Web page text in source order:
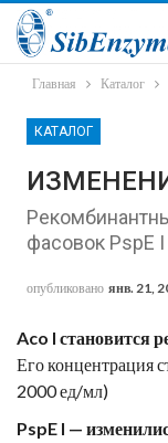
Главная Каталог
КАТАЛОГ
фасовок PspE I
опубликовано янв. 21,
Aco I становится
Его концентрация
2000ед/мл)
PspE I —